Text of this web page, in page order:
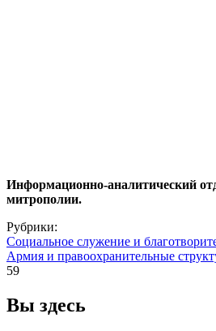
Информационно-аналитический
митрополии.
Рубрики:
Социальное служение и
Армия и правоохранительные
59
Вы здесь